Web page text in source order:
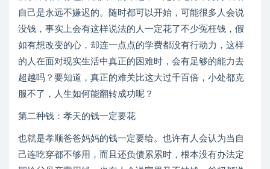
自己是永远不嫌迟的。随时都可以开始，可能很多人会说
没钱，事实上会有这样说法的人一定花了不少冤枉钱，假
如有想改变的心，却连一点点的学费都没有行动力，这样
的人在面对现实生活中真正的困难时，会有足够的能力去
超越吗？要知道，真正的难关比这大过千百倍，小处都克
服不了，人生如何能翻转成功呢？
第二种钱：孝天的钱一定要花
也就是孝顺爸爸妈妈的钱一定要给。也许有人会认为当自
己连吃穿都不够用，而且还负债累累时，根本没有办法定